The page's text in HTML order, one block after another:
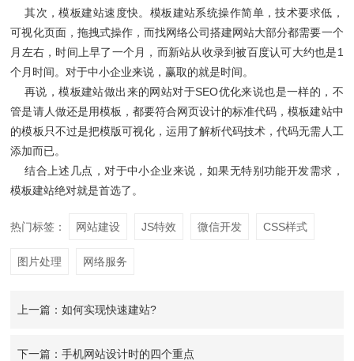
其次，模板建站速度快。模板建站系统操作简单，技术要求低，
可视化页面，拖拽式操作，而找网络公司搭建网站大部分都需要一个
月左右，时间上早了一个月，而新站从收录到被百度认可大约也是1
个月时间。对于中小企业来说，赢取的就是时间。
再说，模板建站做出来的网站对于SEO优化来说也是一样的，不
管是请人做还是用模板，都要符合网页设计的标准代码，模板建站中
的模板只不过是把模版可视化，运用了解析代码技术，代码无需人工
添加而已。
结合上述几点，对于中小企业来说，如果无特别功能开发需求，
模板建站绝对就是首选了。
热门标签： 网站建设 JS特效 微信开发 CSS样式
图片处理 网络服务
上一篇：如何实现快速建站?
下一篇：手机网站设计时的四个重点